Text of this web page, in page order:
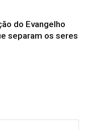
do Evangelho
separam os seres